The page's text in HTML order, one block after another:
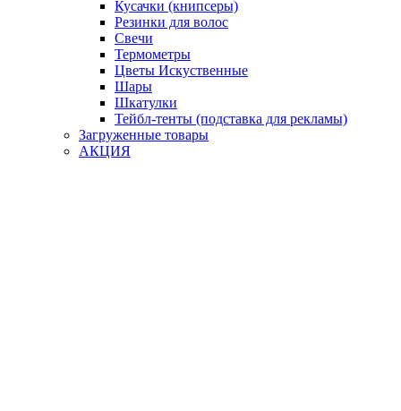
Кусачки (книпсеры)
Резинки для волос
Свечи
Термометры
Цветы Искуственные
Шары
Шкатулки
Тейбл-тенты (подставка для рекламы)
Загруженные товары
АКЦИЯ